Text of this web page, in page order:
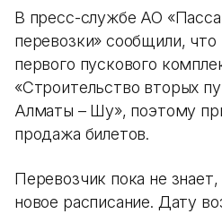
В пресс-службе АО
перевозки» сообщили, что
первого пускового
«Строительство вторых
Алматы – Шу», поэтому
продажа билетов.
Перевозчик пока не
новое расписание. Дату